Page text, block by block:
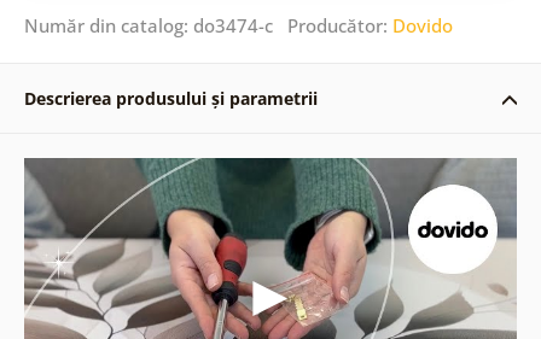
Număr din catalog: do3474-c Producător: Dovido
Descrierea produsului și parametrii